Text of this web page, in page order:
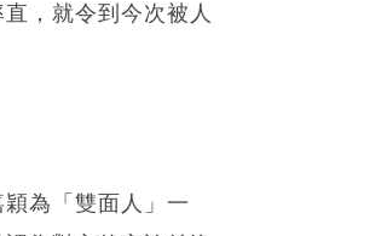
，就令到今次被人
為「雙面人」一